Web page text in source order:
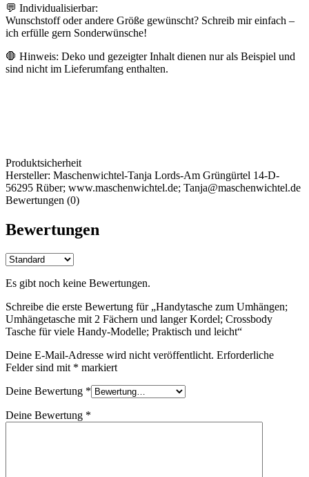
💬 Individualisierbar:
Wunschstoff oder andere Größe gewünscht? Schreib mir einfach –
ich erfülle gern Sonderwünsche!
🛑 Hinweis: Deko und gezeigter Inhalt dienen nur als Beispiel und
sind nicht im Lieferumfang enthalten.
Produktsicherheit
Hersteller: Maschenwichtel-Tanja Lords-Am Grüngürtel 14-D-
56295 Rüber; www.maschenwichtel.de; Tanja@maschenwichtel.de
Bewertungen (0)
Bewertungen
Es gibt noch keine Bewertungen.
Schreibe die erste Bewertung für „Handytasche zum Umhängen;
Umhängetasche mit 2 Fächern und langer Kordel; Crossbody
Tasche für viele Handy-Modelle; Praktisch und leicht“
Deine E-Mail-Adresse wird nicht veröffentlicht. Erforderliche
Felder sind mit * markiert
Deine Bewertung *
Deine Bewertung *